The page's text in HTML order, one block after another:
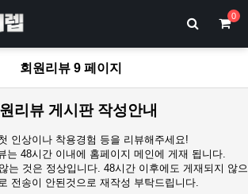
0
회원리뷰 9 페이지
리뷰 게시판 작성안내
인상이나 착용경험 등을 리뷰해주세요!
는 48시간 이내에 홈페이지 메인에 게재 됩니다.
는 것은 정상입니다. 48시간 이후에도 게재되지 않으
전송이 안된것으로 재작성 부탁드립니다.